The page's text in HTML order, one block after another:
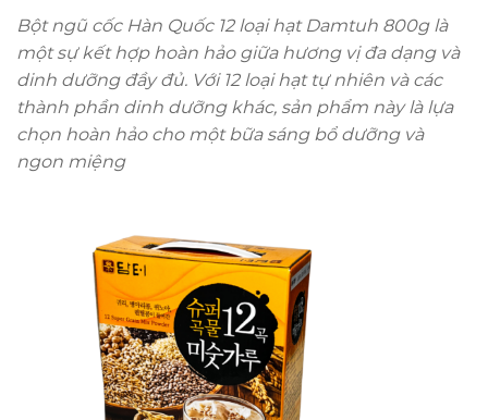
Bột ngũ cốc Hàn Quốc 12 loại hạt Damtuh 800g là
một sự kết hợp hoàn hảo giữa hương vị đa dạng và
dinh dưỡng đầy đủ. Với 12 loại hạt tự nhiên và các
thành phần dinh dưỡng khác, sản phẩm này là lựa
chọn hoàn hảo cho một bữa sáng bổ dưỡng và
ngon miệng